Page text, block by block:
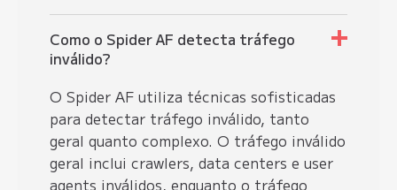
Como o Spider AF detecta tráfego
inválido?
O Spider AF utiliza técnicas sofisticadas
para detectar tráfego inválido, tanto
geral quanto complexo. O tráfego inválido
geral inclui crawlers, data centers e user
agents inválidos, enquanto o tráfego